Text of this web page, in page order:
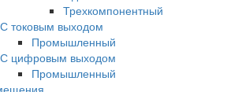
Трехкомпонентный
С токовым выходом
Промышленный
С цифровым выходом
Промышленный